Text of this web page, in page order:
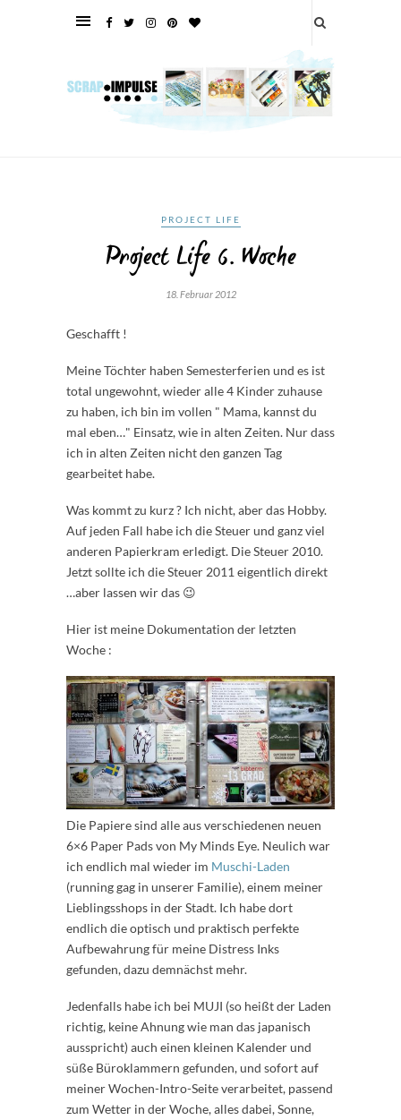
PROJECT LIFE
Project Life 6. Woche
18. Februar 2012
Geschafft !
Meine Töchter haben Semesterferien und es ist
total ungewohnt, wieder alle 4 Kinder zuhause
zu haben, ich bin im vollen " Mama, kannst du
mal eben…" Einsatz, wie in alten Zeiten. Nur dass
ich in alten Zeiten nicht den ganzen Tag
gearbeitet habe.
Was kommt zu kurz ? Ich nicht, aber das Hobby.
Auf jeden Fall habe ich die Steuer und ganz viel
anderen Papierkram erledigt. Die Steuer 2010.
Jetzt sollte ich die Steuer 2011 eigentlich direkt
…aber lassen wir das 😉
Hier ist meine Dokumentation der letzten
Woche :
Die Papiere sind alle aus verschiedenen neuen
6×6 Paper Pads von My Minds Eye. Neulich war
ich endlich mal wieder im Muschi-Laden
(running gag in unserer Familie), einem meiner
Lieblingsshops in der Stadt. Ich habe dort
endlich die optisch und praktisch perfekte
Aufbewahrung für meine Distress Inks
gefunden, dazu demnächst mehr.
Jedenfalls habe ich bei MUJI (so heißt der Laden
richtig, keine Ahnung wie man das japanisch
ausspricht) auch einen kleinen Kalender und
süße Büroklammern gefunden, und sofort auf
meiner Wochen-Intro-Seite verarbeitet, passend
zum Wetter in der Woche, alles dabei, Sonne,